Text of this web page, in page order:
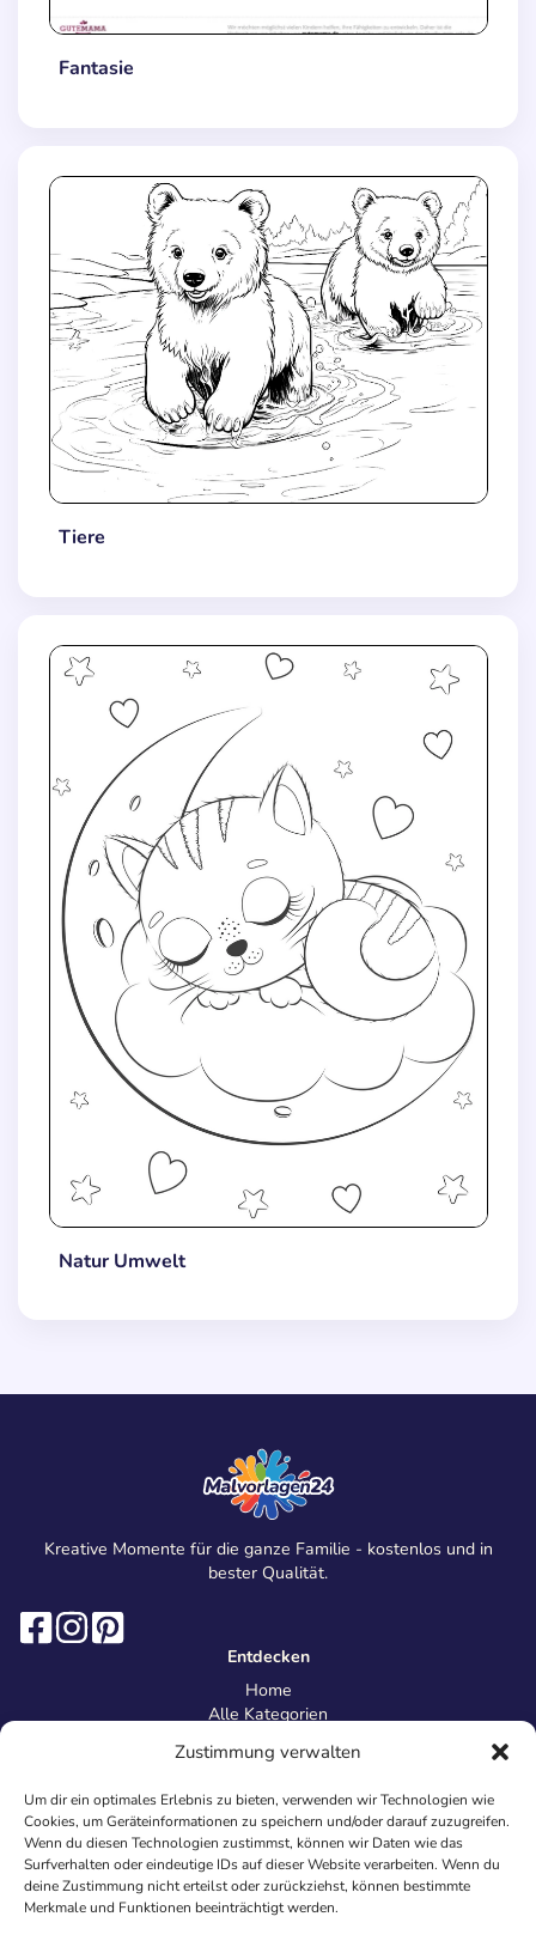
Zustimmung verwalten
Um dir ein optimales Erlebnis zu bieten, verwenden wir Technologien wie
Cookies, um Geräteinformationen zu speichern und/oder darauf zuzugreifen.
Wenn du diesen Technologien zustimmst, können wir Daten wie das
Surfverhalten oder eindeutige IDs auf dieser Website verarbeiten. Wenn du
deine Zustimmung nicht erteilst oder zurückziehst, können bestimmte
Merkmale und Funktionen beeinträchtigt werden.
Fantasie
Tiere
Natur Umwelt
Kreative Momente für die ganze Familie - kostenlos und in
bester Qualität.
Entdecken
Home
Alle Kategorien
Information
Über uns
Kontakt
Inhaltsrichtlinien
Recht & Datenschutz
Impressum